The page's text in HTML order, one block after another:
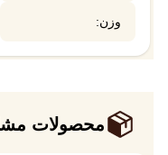
وزن:
محصولات